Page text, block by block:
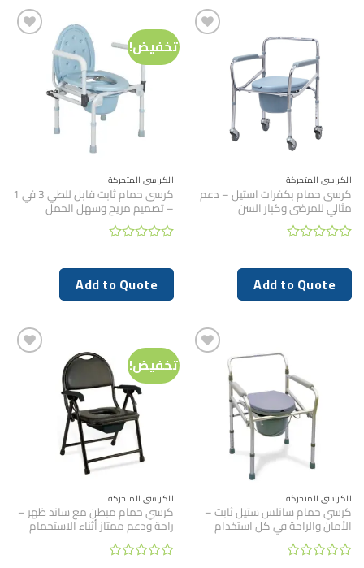
الكراسي المتحركة
كرسي حمام بكفرات استيل – دعم
مثالي للمرضى وكبار السن
0
من
5
Add to Quote
تخفيض!
الكراسي المتحركة
كرسي حمام ثابت قابل للطي 3 في 1
– تصميم مريح وسهل الحمل
0
من
5
Add to Quote
الكراسي المتحركة
كرسي حمام سانلس ستيل ثابت –
الأمان والراحة في كل استخدام
تخفيض!
الكراسي المتحركة
كرسي حمام مبطن مع ساند ظهر –
راحة ودعم ممتاز أثناء الاستحمام